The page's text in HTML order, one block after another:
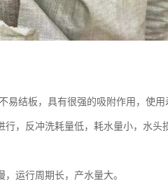
结板，具有很强的吸附作用，使用
，反冲洗耗量低，耗水量小，水头
运行周期长，产水量大。